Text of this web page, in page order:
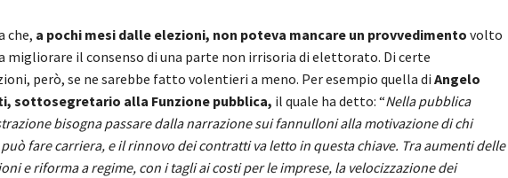
che, a pochi mesi dalle elezioni, non poteva mancare un provvedimento volto
migliorare il consenso di una parte non irrisoria di elettorato. Di certe
però, se ne sarebbe fatto volentieri a meno. Per esempio quella di Angelo
sottosegretario alla Funzione pubblica, il quale ha detto: “Nella pubblica
bisogna passare dalla narrazione sui fannulloni alla motivazione di chi
fare carriera, e il rinnovo dei contratti va letto in questa chiave. Tra aumenti delle
e riforma a regime, con i tagli ai costi per le imprese, la velocizzazione dei